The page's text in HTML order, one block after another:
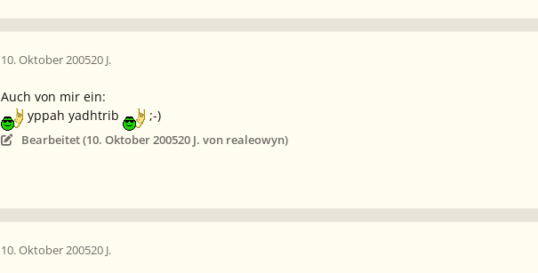
10. Oktober 200520 J.
Auch von mir ein:
yppah yadhtrib
;-)
Bearbeitet (10. Oktober 200520 J. von realeowyn)
10. Oktober 200520 J.